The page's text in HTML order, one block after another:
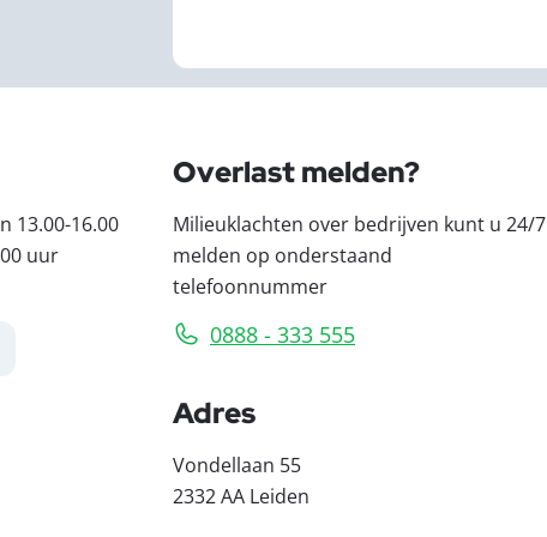
13.00-16.00
uur
Overlast melden?
Milieuklachten over bedrijven kunt u 24/7
melden op onderstaand
telefoonnummer
0888 - 333 555
Adres
Vondellaan 55
2332 AA Leiden